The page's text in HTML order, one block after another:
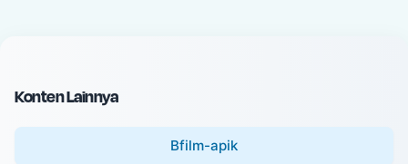
c
e
Konten Lainnya
Bfilm-apik